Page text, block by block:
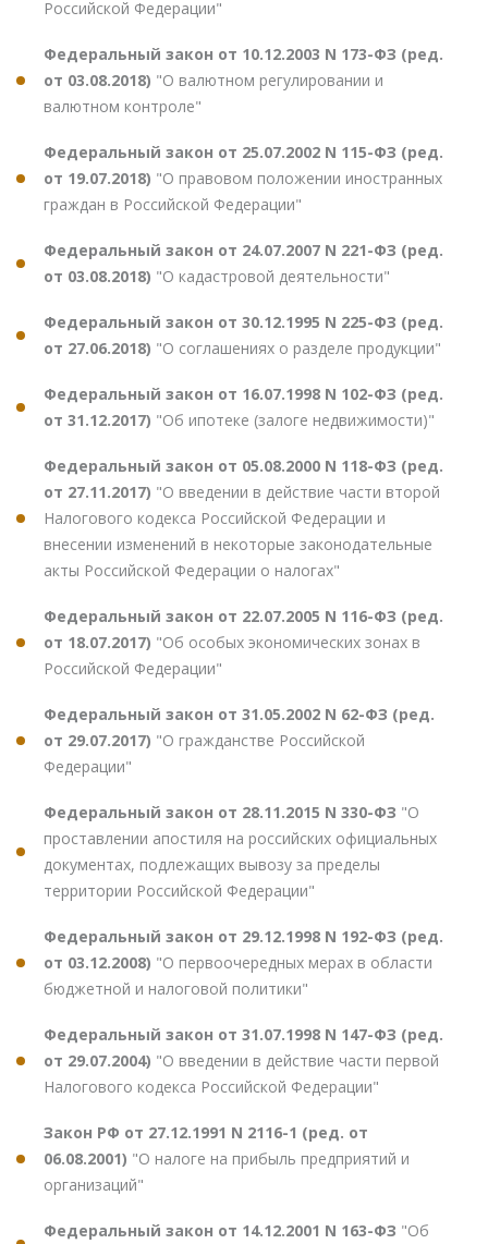
Российской Федерации"
Федеральный закон от 10.12.2003 N 173-ФЗ (ред.
от 03.08.2018) "О валютном регулировании и
валютном контроле"
Федеральный закон от 25.07.2002 N 115-ФЗ (ред.
от 19.07.2018) "О правовом положении иностранных
граждан в Российской Федерации"
Федеральный закон от 24.07.2007 N 221-ФЗ (ред.
от 03.08.2018) "О кадастровой деятельности"
Федеральный закон от 30.12.1995 N 225-ФЗ (ред.
от 27.06.2018) "О соглашениях о разделе продукции"
Федеральный закон от 16.07.1998 N 102-ФЗ (ред.
от 31.12.2017) "Об ипотеке (залоге недвижимости)"
Федеральный закон от 05.08.2000 N 118-ФЗ (ред.
от 27.11.2017) "О введении в действие части второй
Налогового кодекса Российской Федерации и
внесении изменений в некоторые законодательные
акты Российской Федерации о налогах"
Федеральный закон от 22.07.2005 N 116-ФЗ (ред.
от 18.07.2017) "Об особых экономических зонах в
Российской Федерации"
Федеральный закон от 31.05.2002 N 62-ФЗ (ред.
от 29.07.2017) "О гражданстве Российской
Федерации"
Федеральный закон от 28.11.2015 N 330-ФЗ "О
проставлении апостиля на российских официальных
документах, подлежащих вывозу за пределы
территории Российской Федерации"
Федеральный закон от 29.12.1998 N 192-ФЗ (ред.
от 03.12.2008) "О первоочередных мерах в области
бюджетной и налоговой политики"
Федеральный закон от 31.07.1998 N 147-ФЗ (ред.
от 29.07.2004) "О введении в действие части первой
Налогового кодекса Российской Федерации"
Закон РФ от 27.12.1991 N 2116-1 (ред. от
06.08.2001) "О налоге на прибыль предприятий и
организаций"
Федеральный закон от 14.12.2001 N 163-ФЗ "Об